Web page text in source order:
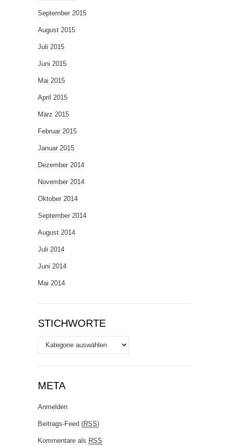
September 2015
August 2015
Juli 2015
Juni 2015
Mai 2015
April 2015
März 2015
Februar 2015
Januar 2015
Dezember 2014
November 2014
Oktober 2014
September 2014
August 2014
Juli 2014
Juni 2014
Mai 2014
STICHWORTE
Stichworte
META
Anmelden
Beitrags-Feed (RSS)
Kommentare als RSS